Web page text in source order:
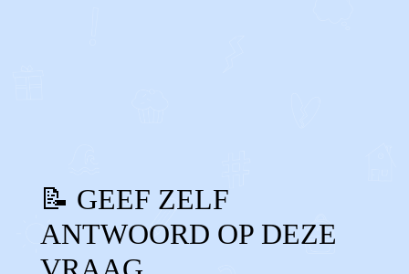
📝 GEEF ZELF
ANTWOORD OP DEZE